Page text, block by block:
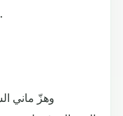
الثالث تواليا والثالث عشر في تاريخه.
وهزّ ماني